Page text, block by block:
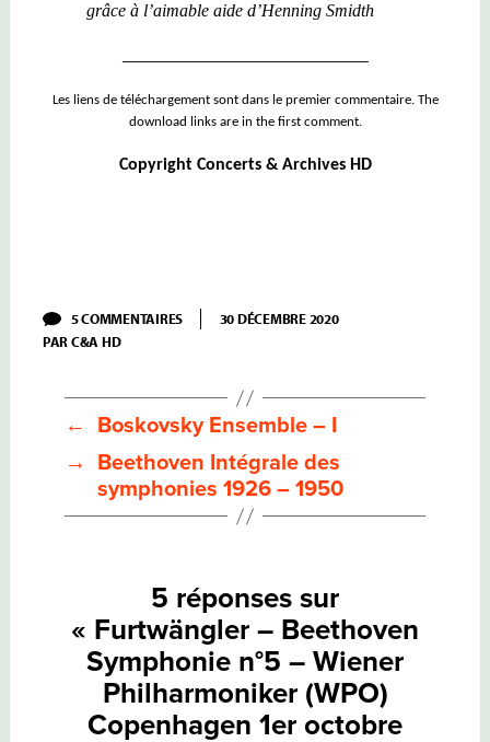
grâce à l’aimable aide d’Henning Smidth
Les liens de téléchargement sont dans le premier commentaire. The
download links are in the first comment.
Copyright Concerts & Archives HD
5 COMMENTAIRESSUR
FURTWÄNGLER
SYMPHONIE
N°5
–
WIENER
PHILHARMONIKER
(WPO)
COPENHAGEN
OCTOBRE
30 DÉCEMBRE 2020
PARC&A HD
←
Boskovsky Ensemble – I
→
Beethoven Intégrale des
symphonies 1926 – 1950
5 réponses sur
« Furtwängler – Beethoven
Symphonie n°5 – Wiener
Philharmoniker (WPO)
Copenhagen 1er octobre